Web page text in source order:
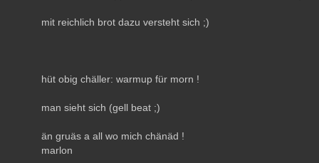
mit reichlich brot dazu versteht sich ;)
hüt obig chäller: warmup für morn !
man sieht sich (gell beat ;)
än gruäs a all wo mich chänäd !
marlon